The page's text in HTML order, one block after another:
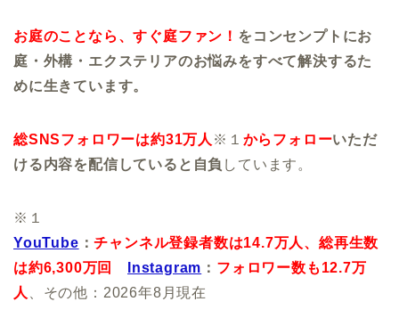
お庭のことなら、すぐ庭ファン！ をコンセンプトにお
庭・外構・エクステリアのお悩みをすべて解決するた
めに生きています。
総SNSフォロワーは約31万人 ※１ からフォローいただ
ける内容を配信していると自負 しています。
※１
YouTube ：チャンネル登録者数は14.7万人、総再生数
は約6,300万回
Instagram ： フォロワー数も12.7万
人
、その他：2026年8月現在